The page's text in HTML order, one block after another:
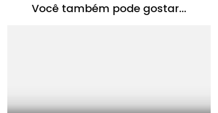
Você também pode gostar...